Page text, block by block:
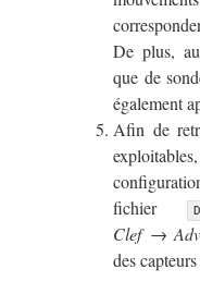
De plus,
que de
également
Afin de
fichier
Clef →
des